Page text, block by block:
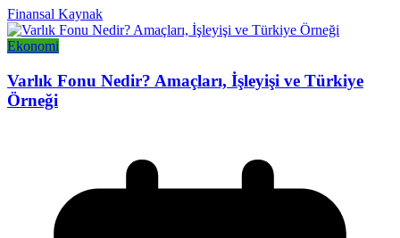
Finansal Kaynak
Ekonomi
Varlık Fonu Nedir? Amaçları, İşleyişi ve Türkiye
Örneği